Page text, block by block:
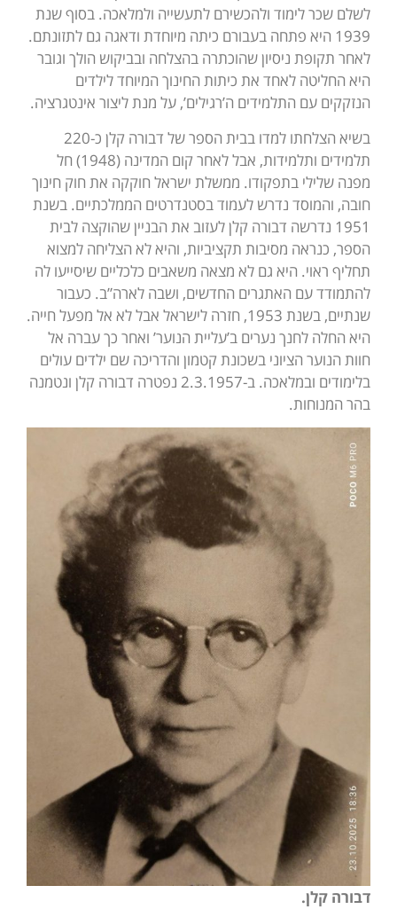
לשלם שכר לימוד ולהכשירם לתעשייה ולמלאכה. בסוף שנת
1939 היא פתחה בעבורם כיתה מיוחדת ודאגה גם לתזונתם.
לאחר תקופת ניסיון שהוכתרה בהצלחה ובביקוש הולך וגובר
היא החליטה לאחד את כיתות החינוך המיוחד לילדים
הנזקקים עם התלמידים ה’רגילים’, על מנת ליצור אינטגרציה.
בשיא הצלחתו למדו בבית הספר של דבורה קלן כ-220
תלמידים ותלמידות, אבל לאחר קום המדינה (1948) חל
מפנה שלילי בתפקודו. ממשלת ישראל חוקקה את חוק חינוך
חובה, והמוסד נדרש לעמוד בסטנדרטים הממלכתיים. בשנת
1951 נדרשה דבורה קלן לעזוב את הבניין שהוקצה לבית
הספר, כנראה מסיבות תקציביות, והיא לא הצליחה למצוא
תחליף ראוי. היא גם לא מצאה משאבים כלכליים שיסייעו לה
להתמודד עם האתגרים החדשים, ושבה לארה”ב. כעבור
שנתיים, בשנת 1953, חזרה לישראל אבל לא אל מפעל חייה.
היא החלה לחנך נערים ב’עליית הנוער’ ואחר כך עברה אל
חוות הנוער הציוני בשכונת קטמון והדריכה שם ילדים עולים
בלימודים ובמלאכה. ב-2.3.1957 נפטרה דבורה קלן ונטמנה
בהר המנוחות.
דבורה קלן.